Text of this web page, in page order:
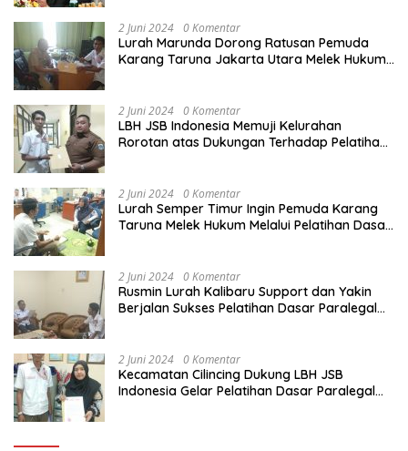
2 Juni 2024 0 Komentar
Lurah Marunda Dorong Ratusan Pemuda
Karang Taruna Jakarta Utara Melek Hukum
2 Juni 2024 0 Komentar
LBH JSB Indonesia Memuji Kelurahan
Rorotan atas Dukungan Terhadap Pelatihan
2 Juni 2024 0 Komentar
Lurah Semper Timur Ingin Pemuda Karang
Taruna Melek Hukum Melalui Pelatihan Dasar
2 Juni 2024 0 Komentar
Rusmin Lurah Kalibaru Support dan Yakin
Berjalan Sukses Pelatihan Dasar Paralegal
2 Juni 2024 0 Komentar
Kecamatan Cilincing Dukung LBH JSB
Indonesia Gelar Pelatihan Dasar Paralegal